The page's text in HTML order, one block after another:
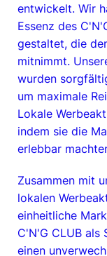
entwickelt. Wir
Essenz des
gestaltet, die
mitnimmt.
wurden
um maximale
Lokale
indem sie die
erlebbar
Zusammen mit
lokalen
einheitliche
C'N'G CLUB als
einen